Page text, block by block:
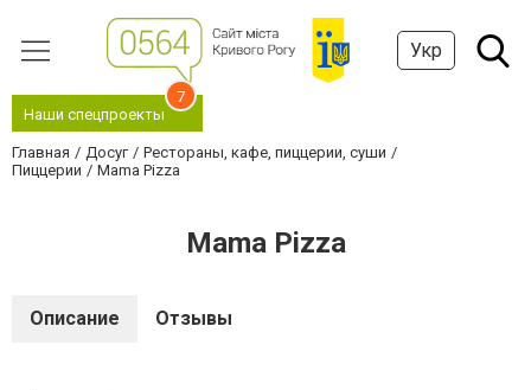
Укр
Наши спецпроекты
7
Главная Досуг
Рестораны, кафе, пиццерии, суши
Пиццерии
Mama Pizza
Mama Pizza
Описание Отзывы